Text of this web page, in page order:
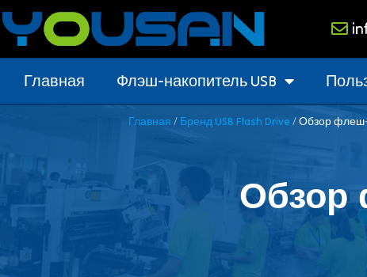
Главная Флэш-накопитель USB
Главная / Бренд USB Flash Drive / Обзор флеш-
Обзор